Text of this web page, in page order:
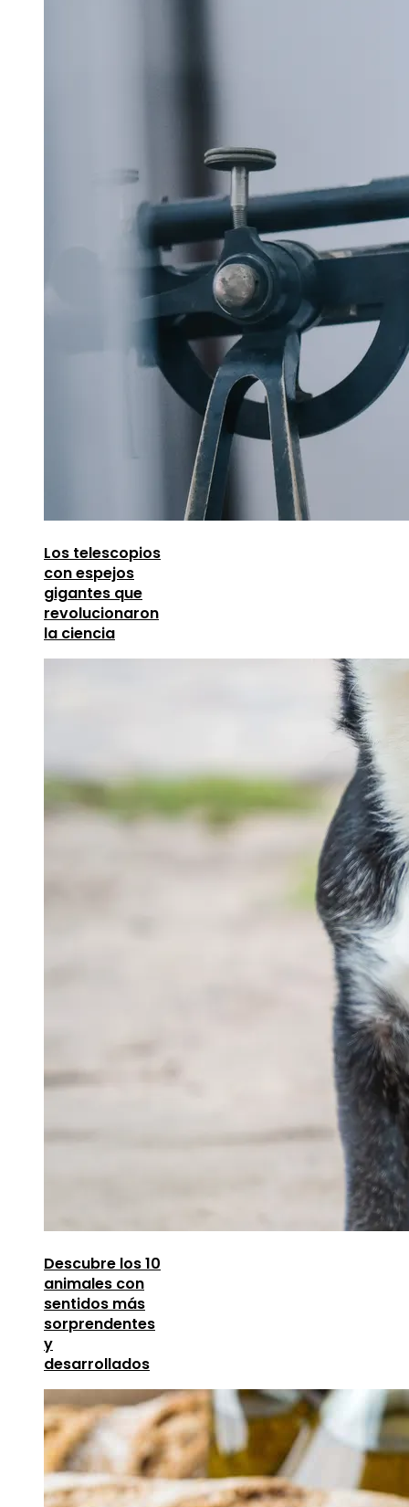
Los telescopios
con espejos
gigantes que
revolucionaron
la ciencia
Descubre los 10
animales con
sentidos más
sorprendentes
y
desarrollados